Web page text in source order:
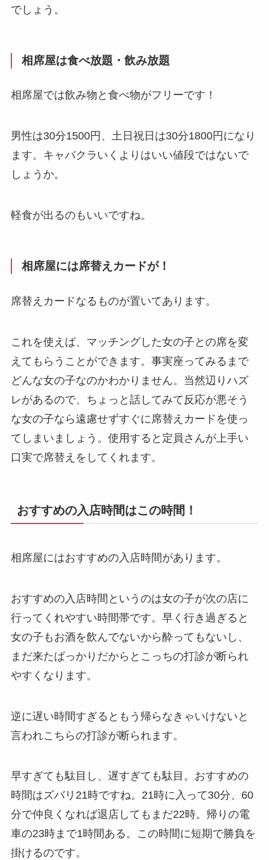
でしょう。
相席屋は食べ放題・飲み放題
相席屋では飲み物と食べ物がフリーです！
男性は30分1500円、土日祝日は30分1800円になり
ます。キャバクラいくよりはいい値段ではないで
しょうか。
軽食が出るのもいいですね。
相席屋には席替えカードが！
席替えカードなるものが置いてあります。
これを使えば、マッチングした女の子との席を変
えてもらうことができます。事実座ってみるまで
どんな女の子なのかわかりません。当然辺りハズ
レがあるので、ちょっと話してみて反応が悪そう
な女の子なら遠慮せずすぐに席替えカードを使っ
てしまいましょう。使用すると定員さんが上手い
口実で席替えをしてくれます。
おすすめの入店時間はこの時間！
相席屋にはおすすめの入店時間があります。
おすすめの入店時間というのは女の子が次の店に
行ってくれやすい時間帯です。早く行き過ぎると
女の子もお酒を飲んでないから酔ってもないし、
まだ来たばっかりだからとこっちの打診が断られ
やすくなります。
逆に遅い時間すぎるともう帰らなきゃいけないと
言われこちらの打診が断られます。
早すぎても駄目し、遅すぎても駄目。おすすめの
時間はズバリ21時ですね。21時に入って30分、60
分で仲良くなれば退店してもまだ22時。帰りの電
車の23時まで1時間ある。この時間に短期で勝負を
掛けるのです。